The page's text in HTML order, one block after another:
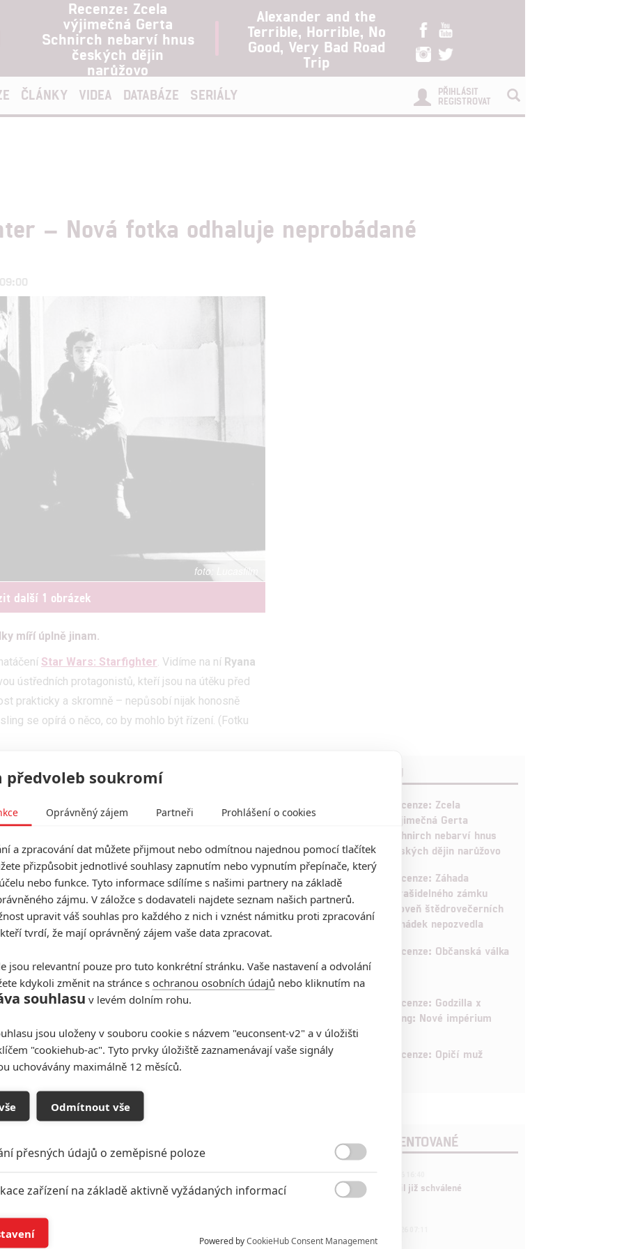
Recenze: Zcela
výjimečná Gerta
Schnirch nebarví hnus
českých dějin
narůžovo
Alexander and the
Terrible, Horrible, No
Good, Very Bad Road
Trip
ČLÁNKY VIDEA DATABÁZE SERIÁLY
PŘIHLÁSIT
REGISTROVAT
– Nová fotka odhaluje neprobádané
Lucasfilm
další 1 obrázek
míří úplně jinam.
Star Wars: Starfighter. Vidíme na ní Ryana
ústředních protagonistů, kteří jsou na útěku před
prakticky a skromně – nepůsobí nijak honosně
se opírá o něco, co by mohlo být řízení. (Fotku
ohlásil návrat kultovní Star Wars parodie
které uvidíme přímo ve filmu, na nějaké zákulisní
ve filmu „dokreslí“ počítačová animace. „Řídítka“
speederů, což by mohlo signalizovat, že v
uvidíme ve filmu jako takovém. Režisér k fotce
doplňuje, že je fotka pořízená u italského
Galaxie viděli, zároveň je ve Star Wars
převažuje jedno konkrétní prostředí. Navštívili jsme
Pro fanoušky by určitě bylo zajímavé,
na planetu vodní.
příštího Star Wars filmu se dostal online
Ryan Gosling, Flynn Gray , Matt Smith, Mia Goth,
,Daniel IngsaAmy Adams . RežírujeShawn Levy, který
napsalJonathan Tropper. P ůvodní příběh
Star Wars filmu nebo seriálu neviděli
IX
a uvidíme, jak Goslingův hrdina a malý
Foto: Lucasfilm,Shawn Levy
Recenze: Zcela
výjimečná Gerta
Schnirch nebarví hnus
českých dějin narůžovo
5
Recenze: Záhada
strašidelného zámku
úroveň štědrovečerních
pohádek nepozvedla
8 Recenze: Občanská válka
Recenze: Godzilla x
Kong: Nové impérium
8 Recenze: Opičí muž
POSLEDNÍ KOMENTOVANÉ
Marvel nečekaně zrušil již schválené
pokračování
拆彈專家
předvoleb soukromí
Oprávněný zájem Partneři Prohlášení o cookies
a zpracování dat můžete přijmout nebo odmítnou najednou pomocí tlačítek
přizpůsobit jednotlivé souhlasy zapnutím nebo vypnutím přepínače, který
nebo funkce. Tyto informace sdílíme s našimi partnery na základě
zájmu. V záložce s dodavateli najdete seznam našich partnerů.
upravit váš souhlas pro každého z nich i vznést námitku proti zpracování
tvrdí, že mají oprávněný zájem vaše data zpracovat.
jsou relevantní pouze pro tuto konkrétní stránku. Vaše nastavení a odvolání
kdykoli změnit na stránce s ochranou osobních údajů nebo kliknutím na
souhlasu v levém dolním rohu.
jsou uloženy v souboru cookie s názvem "euconsent-v2" a v úložišti
"cookiehub-ac". Tyto prvky úložiště zaznamenávají vaše signály
uchovávány maximálně 12 měsíců.
Odmítnout vše
přesných údajů o zeměpisné poloze
zařízení na základě aktivně vyžádaných informací
a/nebo přístup k informacím v zařízení

Powered byCookieHub Consent Management